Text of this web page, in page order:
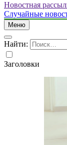
Новостная
Случайные
Меню
Найти:
Заголовки